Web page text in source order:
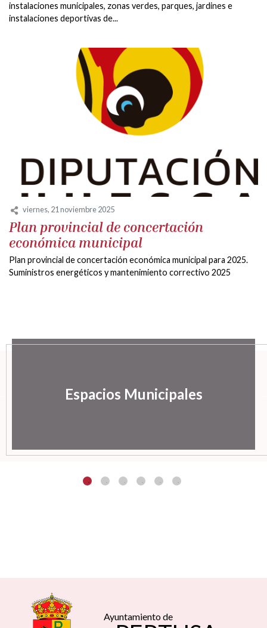
instalaciones municipales, zonas verdes, parques, jardines e
instalaciones deportivas de...
viernes, 21 noviembre 2025
Plan provincial de concertación
económica municipal
Plan provincial de concertación económica municipal para 2025.
Suministros energéticos y mantenimiento correctivo 2025
Espacios Municipales
Ayuntamiento de